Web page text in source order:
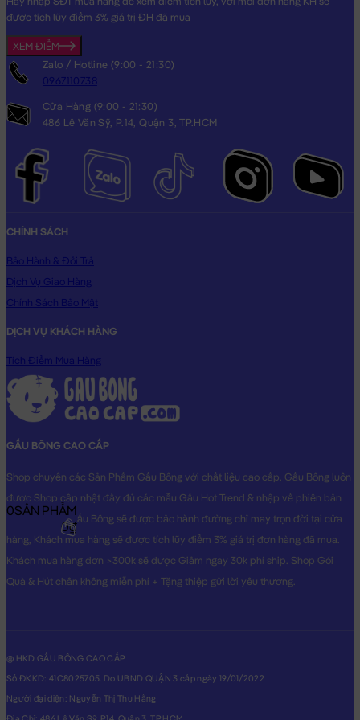
được tích lũy điểm 3% giá trị ĐH đã mua
XEM ĐIỂM
Zalo / Hotline (9:00 - 21:30)
0967110738
Cửa Hàng (9:00 - 21:30)
486 Lê Văn Sỹ, P.14, Quận 3, TP.HCM
CHÍNH SÁCH
Bảo Hành & Đổi Trả
Dịch Vụ Giao Hàng
Chính Sách Bảo Mật
DỊCH VỤ KHÁCH HÀNG
Tích Điểm Mua Hàng
GẤU BÔNG CAO CẤP
Shop chuyên các Sản Phẩm Gấu Bông với chất liệu cao cấp. Gấu Bông luôn
được Shop cập nhật đầy đủ các mẫu Gấu Hot Trend & nhập về phiên bản
Original nhất. Gấu Bông sẽ được bảo hành đường chỉ may trọn đời tại cửa
hàng, Khách mua hàng sẽ được tích lũy điểm 3% giá trị đơn hàng đã mua.
Khách mua hàng đơn >300k sẽ được Giảm ngay 30k phí ship. Shop Gói
Quà & Hút chân không miễn phí + Tặng thiệp gửi lời yêu thương.
@ HKD GẤU BÔNG CAO CẤP
Số ĐKKD: 41C8025705. Do UBND QUẬN 3 cấp ngày 19/01/2022
Người đại diện: Nguyễn Thị Thu Hằng
0SẢN PHẨM
0₫